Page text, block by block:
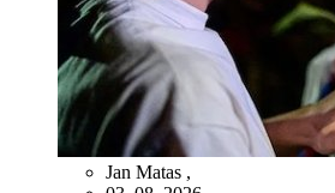
Jan Matas ,